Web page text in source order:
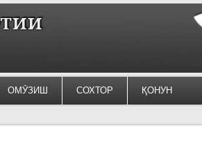
ОМӮЗИШ СОХТОР ҚОНУН